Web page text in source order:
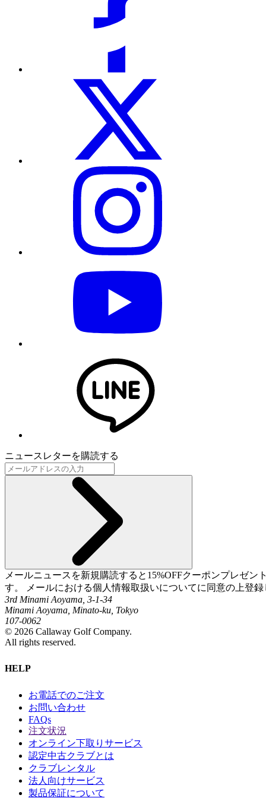
ニュースレターを購読する
メールニュースを新規購読すると15%OFFクーポンプレゼ
す。 メールにおける個人情報取扱いについてに同意の上登
3rd Minami Aoyama, 3-1-34
Minami Aoyama, Minato-ku, Tokyo
107-0062
© 2026 Callaway Golf Company.
All rights reserved.
HELP
お電話でのご注文
お問い合わせ
FAQs
注文状況
オンライン下取りサービス
認定中古クラブとは
クラブレンタル
法人向けサービス
製品保証について